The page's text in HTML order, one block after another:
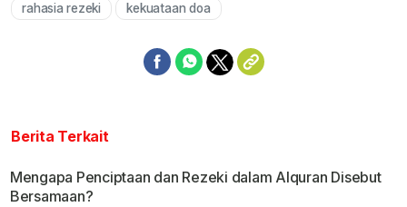
rahasia rezeki kekuataan doa
Berita Terkait
Mengapa Penciptaan dan Rezeki dalam Alquran Disebut
Bersamaan?